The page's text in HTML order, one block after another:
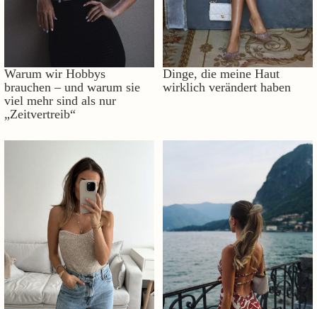
Warum wir Hobbys
brauchen – und warum sie
viel mehr sind als nur
„Zeitvertreib“
Dinge, die meine Haut
wirklich verändert haben